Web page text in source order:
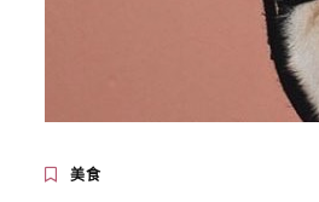
美食